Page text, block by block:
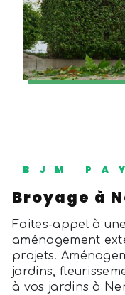
BJM
broyage à
Faites-appel à une entreprise experte en
aménagement
projets.
jardins,
à vos jardins à